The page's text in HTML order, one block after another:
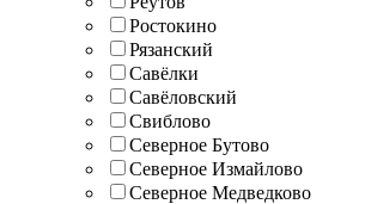
Ростокино
Рязанский
Савёлки
Савёловский
Свиблово
Северное Бутово
Северное Измайлово
Северное Медведково